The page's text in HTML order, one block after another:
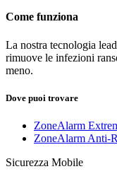
Come funziona
La nostra tecnologia
rimuove le infezioni
meno.
Dove puoi trovare
ZoneAlarm
ZoneAlarm Anti-
Sicurezza Mobile